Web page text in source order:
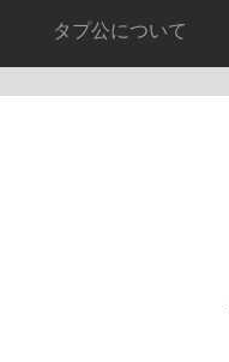
タプ公について